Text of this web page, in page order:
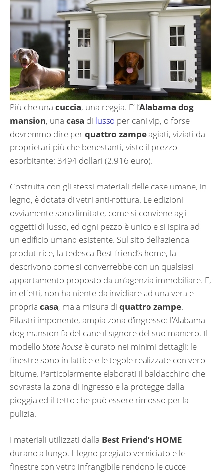
Più che una cuccia, una reggia. E’ l’Alabama dog
mansion, una casa di lusso per cani vip, o forse
dovremmo dire perquattro zampeagiati, viziati da
proprietari più che benestanti, visto il prezzo
esorbitante: 3494 dollari (2.916 euro).
Costruita con gli stessi materiali delle case umane, in
legno, è dotata di vetri anti-rottura. Le edizioni
ovviamente sono limitate, come si conviene agli
oggetti di lusso, ed ogni pezzo è unico e si ispira ad
un edificio umano esistente. Sul sito dell’azienda
produttrice, la tedesca Best friend’s home, la
descrivono come si converrebbe con un qualsiasi
appartamento proposto da un’agenzia immobiliare. E,
in effetti, non ha niente da invidiare ad una vera e
propria casa, ma a misura di quattro zampe.
Pilastri imponente, ampia zona d’ingresso: l’Alabama
dog mansion fa del cane il signore del suo maniero. Il
modello State house è curato nei minimi dettagli: le
finestre sono in lattice e le tegole realizzate con vero
bitume. Particolarmente elaborati il baldacchino che
sovrasta la zona di ingresso e la protegge dalla
pioggia ed il tetto che può essere rimosso per la
pulizia.
I materiali utilizzati dalla Best Friend’s HOME
durano a lungo. Il legno pregiato verniciato e le
finestre con vetro infrangibile rendono le cucce